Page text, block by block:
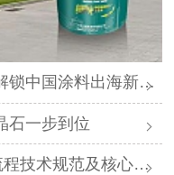
国涂料出海新路径
石一步到位
术规范及核心要点